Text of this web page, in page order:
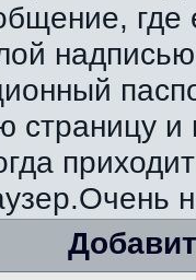
где
страницу и